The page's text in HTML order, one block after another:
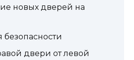
новых дверей на
безопасности
двери от левой